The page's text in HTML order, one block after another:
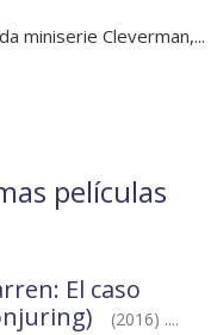
miniserie Cleverman,...
películas
El caso
(2016) ....